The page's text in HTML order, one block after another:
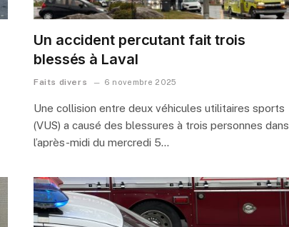
Un accident percutant fait trois
blessés à Laval
Faits divers 6 novembre 2025
Une collision entre deux véhicules utilitaires sports
(VUS) a causé des blessures à trois personnes dans
l’après-midi du mercredi 5…